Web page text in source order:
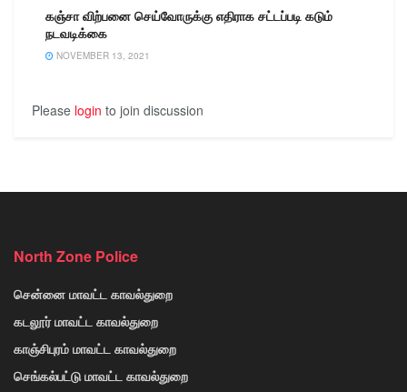
கஞ்சா விற்பனை செய்வோருக்கு எதிராக சட்டப்படி கடும்
நடவடிக்கை
NOVEMBER 13, 2021
Please login to join discussion
North Zone Police
சென்னை மாவட்ட காவல்துறை
கடலூர் மாவட்ட காவல்துறை
காஞ்சிபுரம் மாவட்ட காவல்துறை
செங்கல்பட்டு மாவட்ட காவல்துறை